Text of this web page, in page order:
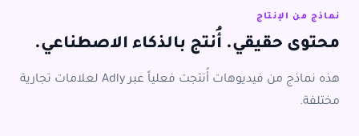
نماذج من الإنتاج
محتوى حقيقي. أُنتج بالذكاء الاصطناعي.
هذه نماذج من فيديوهات أُنتجت فعلياً عبر Adly لعلامات تجارية
مختلفة.